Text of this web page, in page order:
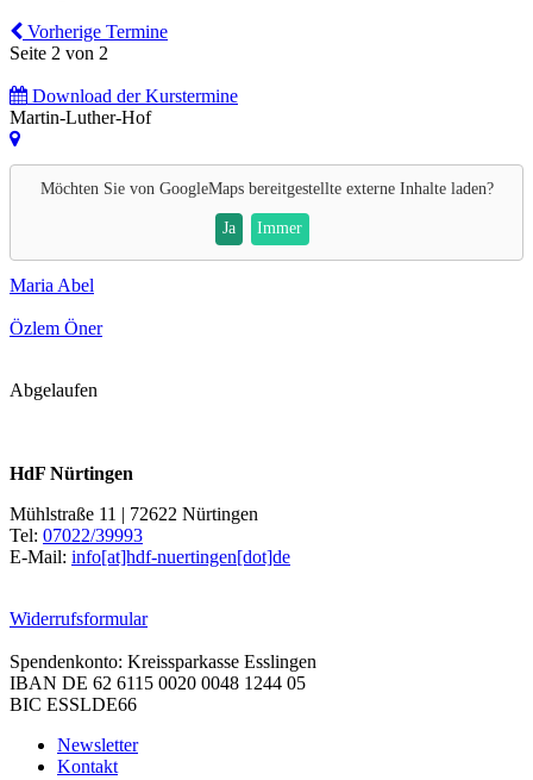
Vorherige Termine
Seite 2 von 2
Download der Kurstermine
Martin-Luther-Hof
Möchten Sie von GoogleMapsbereitgestellte externe Inhalte laden?
Ja Immer
Maria Abel
Özlem Öner
Abgelaufen
HdF Nürtingen
Mühlstraße 11 | 72622 Nürtingen
Tel: 07022/39993
E-Mail: info[at]hdf-nuertingen[dot]de
Widerrufsformular
Spendenkonto: Kreissparkasse Esslingen
IBAN DE 62 6115 0020 0048 1244 05
BIC ESSLDE66
Newsletter
Kontakt